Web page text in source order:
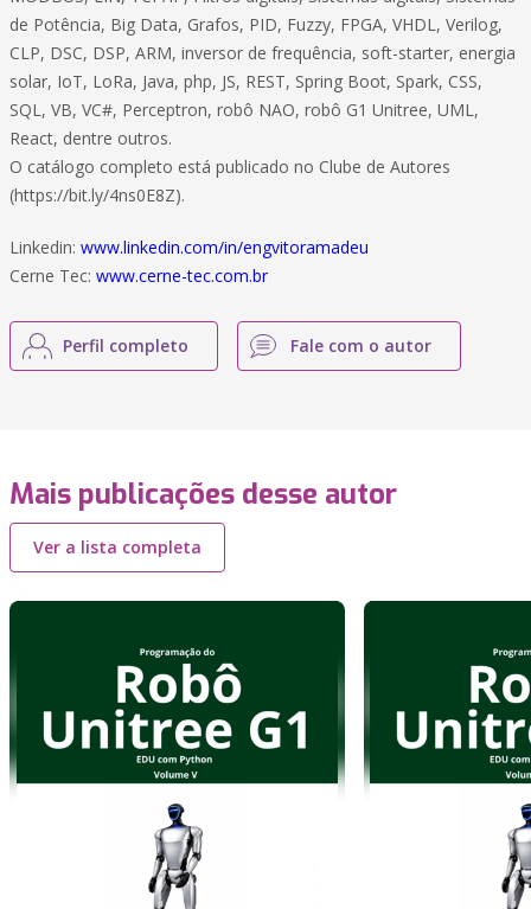
de Potência, Big Data, Grafos, PID, Fuzzy, FPGA, VHDL, Verilog,
CLP, DSC, DSP, ARM, inversor de frequência, soft-starter, energia
solar, IoT, LoRa, Java, php, JS, REST, Spring Boot, Spark, CSS,
SQL, VB, VC#, Perceptron, robô NAO, robô G1 Unitree, UML,
React, dentre outros.
O catálogo completo está publicado no Clube de Autores
(https://bit.ly/4ns0E8Z).
Linkedin: www.linkedin.com/in/engvitoramadeu
Cerne Tec: www.cerne-tec.com.br
Perfil completo Fale com o autor
Mais publicações desse autor
Ver a lista completa